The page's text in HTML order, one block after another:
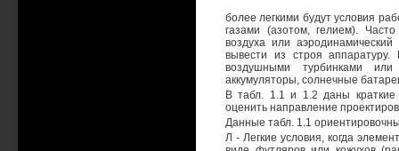
более легкими будут условия
газами (азотом, гелием).
воздуха или
вывести из строя
воздушными турбинками или
аккумуляторы, солнечные
В табл. 1.1 и 1.2 даны краткие
оценить направление
Данные табл. 1.1
Л - Легкие условия, когда